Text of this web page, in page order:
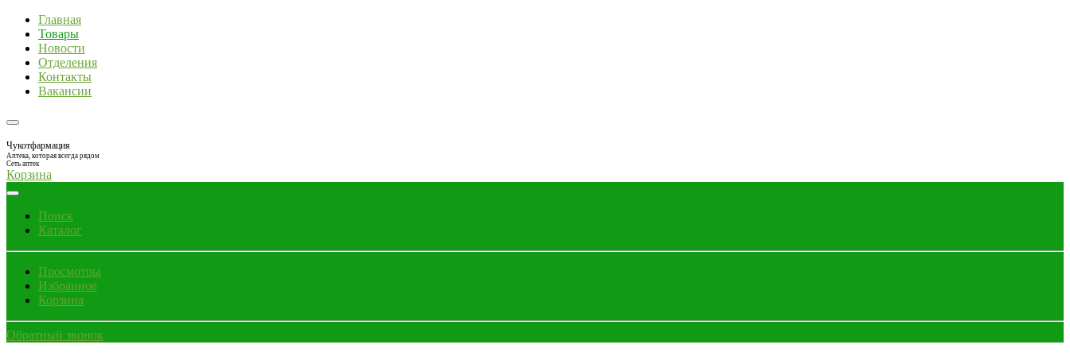
Главная
Товары
Новости
Отделения
Контакты
Вакансии
Чукотфармация
Аптека, которая всегда рядом
Сеть аптек
Корзина
Поиск
Каталог
Просмотры
Избранное
Корзина
Обратный звонок